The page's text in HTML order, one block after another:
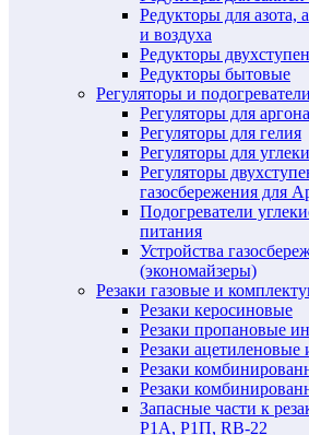
Редукторы для азота,
и воздуха
Редукторы
Редукторы бытовые
Регуляторы и
Регуляторы для аргона
Регуляторы для гелия
Регуляторы для
Регуляторы
газосбережения для
Подогреватели
питания
Устройства
(экономайзеры)
Резаки газовые и
Резаки керосиновые
Резаки пропановые
Резаки
Резаки
Резаки
Запасные части к
Р1А, Р1П, RB-22